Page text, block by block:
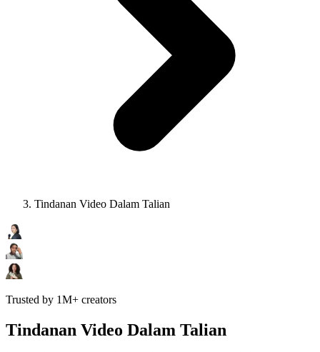
Tindanan Video Dalam Talian
Trusted by 1M+ creators
Tindanan Video Dalam Talian